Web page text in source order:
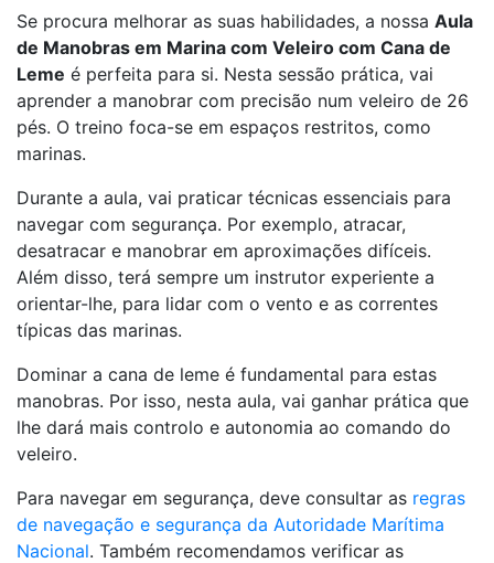
Se procura melhorar as suas habilidades, a nossa Aula
de Manobras em Marina com Veleiro com Cana de
Leme é perfeita para si. Nesta sessão prática, vai
aprender a manobrar com precisão num veleiro de 26
pés. O treino foca-se em espaços restritos, como
marinas.
Durante a aula, vai praticar técnicas essenciais para
navegar com segurança. Por exemplo, atracar,
desatracar e manobrar em aproximações difíceis.
Além disso, terá sempre um instrutor experiente a
orientar-lhe, para lidar com o vento e as correntes
típicas das marinas.
Dominar a cana de leme é fundamental para estas
manobras. Por isso, nesta aula, vai ganhar prática que
lhe dará mais controlo e autonomia ao comando do
veleiro.
Para navegar em segurança, deve consultar as regras
de navegação e segurança da Autoridade Marítima
Nacional. Também recomendamos verificar as